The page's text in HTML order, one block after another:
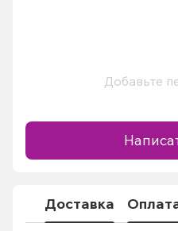
Добавьте
Доставка